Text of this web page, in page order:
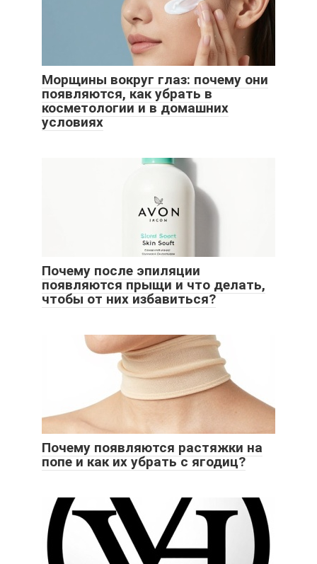
Морщины вокруг глаз: почему они
появляются, как убрать в
косметологии и в домашних
условиях
Почему после эпиляции
появляются прыщи и что делать,
чтобы от них избавиться?
Почему появляются растяжки на
попе и как их убрать с ягодиц?